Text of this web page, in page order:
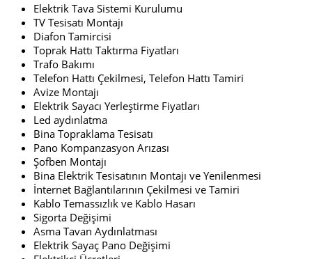
Elektrik Tava Sistemi Kurulumu
TV Tesisatı Montajı
Diafon Tamircisi
Toprak Hattı Taktırma Fiyatları
Trafo Bakımı
Telefon Hattı Çekilmesi, Telefon Hattı Tamiri
Avize Montajı
Elektrik Sayacı Yerleştirme Fiyatları
Led aydınlatma
Bina Topraklama Tesisatı
Pano Kompanzasyon Arızası
Şofben Montajı
Bina Elektrik Tesisatının Montajı ve Yenilenmesi
İnternet Bağlantılarının Çekilmesi ve Tamiri
Kablo Temassızlık ve Kablo Hasarı
Sigorta Değişimi
Asma Tavan Aydınlatması
Elektrik Sayaç Pano Değişimi